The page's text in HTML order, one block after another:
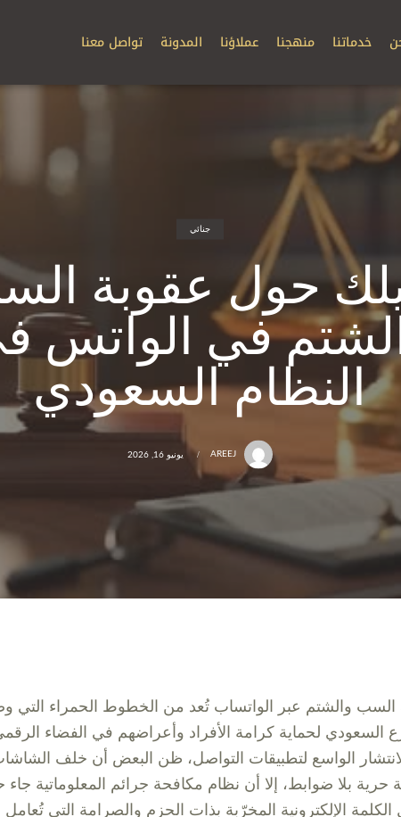
خدماتنا منهجنا عملاؤنا المدونة تواصل معنا
جنائي
حول عقوبة
في الواتس
النظام السعودي
AREEJ يونيو 16, 2026
السب والشتم عبر الواتساب تُعد من الخطوط الحمراء التي
السعودي لحماية كرامة الأفراد وأعراضهم في الفضاء
الواسع لتطبيقات التواصل، ظن البعض أن خلف
حرية بلا ضوابط، إلا أن نظام مكافحة جرائم المعلوماتية جاء
الكلمة الإلكترونية المخرّبة بذات الحزم والصرامة التي تُعامل